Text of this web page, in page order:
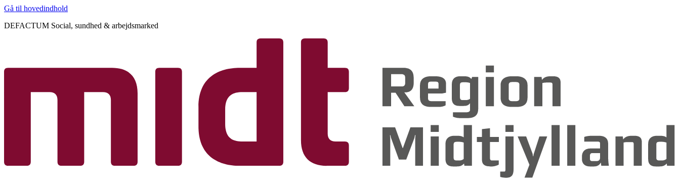
Gå til hovedindhold
DEFACTUM Social, sundhed & arbejdsmarked